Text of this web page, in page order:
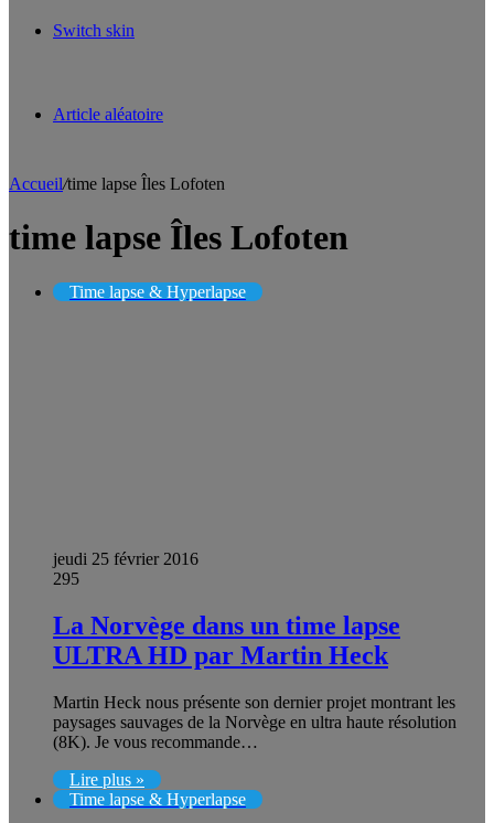
Switch skin
Article aléatoire
Accueil/time lapse Îles Lofoten
time lapse Îles Lofoten
Time lapse & Hyperlapse
jeudi 25 février 2016
295
La Norvège dans un time lapse
ULTRA HD par Martin Heck
Martin Heck nous présente son dernier projet montrant les
paysages sauvages de la Norvège en ultra haute résolution
(8K). Je vous recommande…
Lire plus »
Time lapse & Hyperlapse